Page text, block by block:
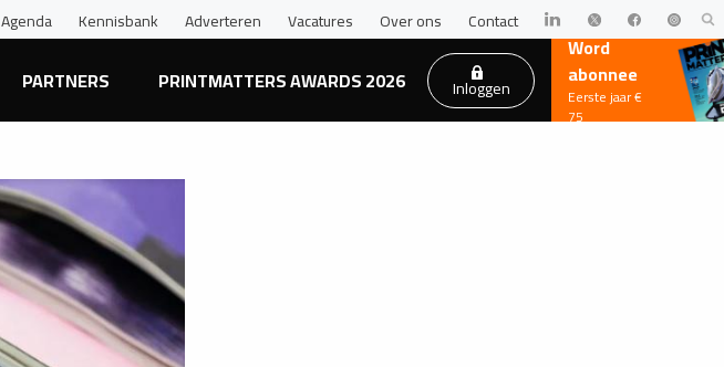
Agenda Kennisbank Adverteren Vacatures Over ons Contact
PARTNERS PRINTMATTERS AWARDS 2026 Inloggen
Word
abonnee
Eerste jaar €
75